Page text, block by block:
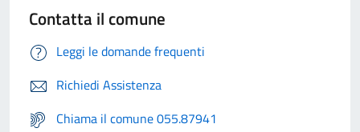
Contatta il comune
Leggi le domande frequenti
Richiedi Assistenza
Chiama il comune 055.87941